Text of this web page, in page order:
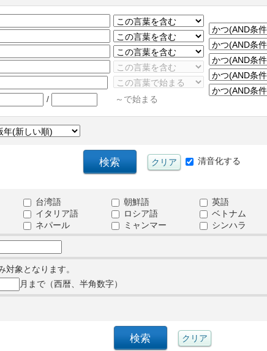
/ ～で始まる
清音化する
台湾語 朝鮮語 英語
イタリア語 ロシア語 ベトナム
ネパール ミャンマー シンハラ
象となります。
月まで（西暦、半角数字）